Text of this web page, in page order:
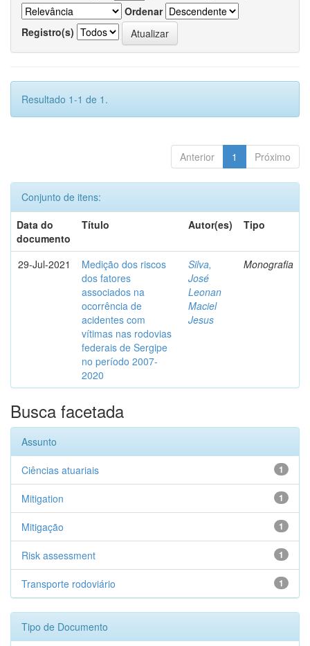
Ordenar
Registro(s)
Resultado 1-1 de 1.
Anterior 1 Próximo
Conjunto de itens:
Data do
documento
Título Autor(es) Tipo
29-Jul-2021
Medição dos riscos
dos fatores
associados na
ocorrência de
acidentes com
vítimas nas rodovias
federais de Sergipe
no período 2007-
2020
Silva,
José
Leonan
Maciel
Jesus
Monografia
Busca facetada
Assunto
1
Ciências atuariais
1
Mitigation
1
Mitigação
1
Risk assessment
1
Transporte rodoviário
Tipo de Documento